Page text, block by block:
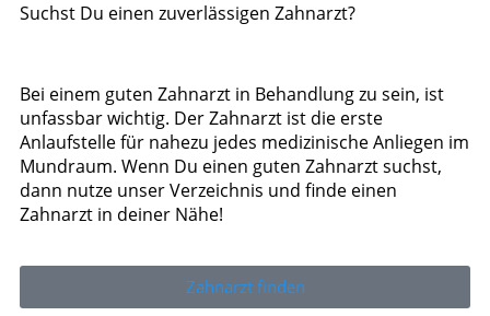
Suchst Du einen zuverlässigen Zahnarzt?
Bei einem guten Zahnarzt in Behandlung zu sein, ist
unfassbar wichtig. Der Zahnarzt ist die erste
Anlaufstelle für nahezu jedes medizinische Anliegen im
Mundraum. Wenn Du einen guten Zahnarzt suchst,
dann nutze unser Verzeichnis und finde einen
Zahnarzt in deiner Nähe!
Zahnarzt finden